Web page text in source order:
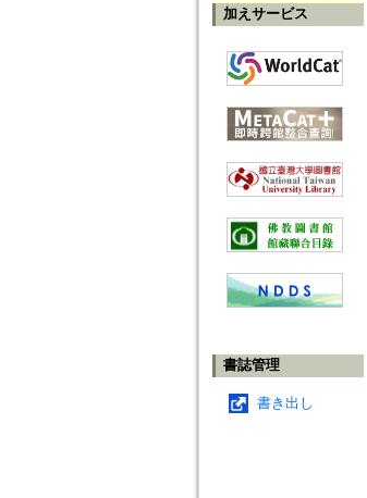
加えサービス
書誌管理
書き出し